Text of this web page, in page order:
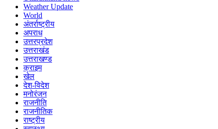
Weather Update
World
अंतर्राष्ट्रीय
अपराध
उत्तरप्रदेश
उत्तराखंड
उत्तराखण्ड
क्राइम
खेल
देश-विदेश
मनोरंजन
राजनीति
राजनीतिक
राष्ट्रीय